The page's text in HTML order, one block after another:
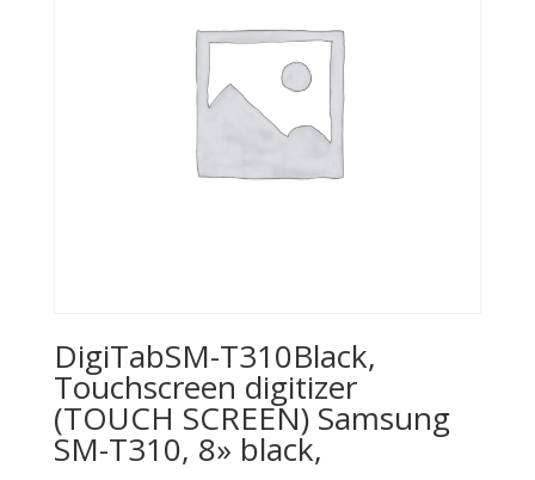
DigiTabSM-T310Black,
Touchscreen digitizer
(TOUCH SCREEN) Samsung
SM-T310, 8» black,